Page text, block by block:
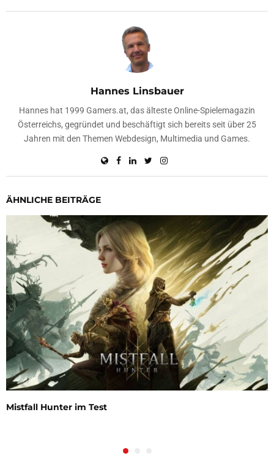
Hannes Linsbauer
Hannes hat 1999 Gamers.at, das älteste Online-Spielemagazin
Österreichs, gegründet und beschäftigt sich bereits seit über 25
Jahren mit den Themen Webdesign, Multimedia und Games.
ÄHNLICHE BEITRÄGE
Mistfall Hunter im Test